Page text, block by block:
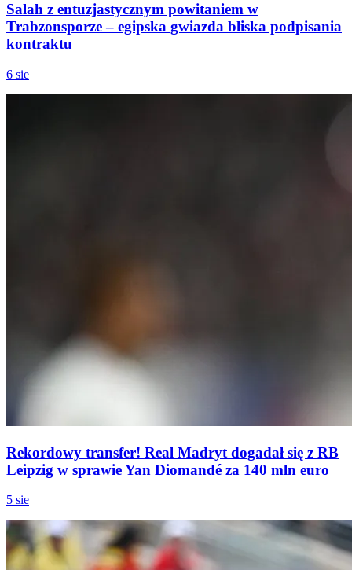
Salah z entuzjastycznym powitaniem w
Trabzonsporze – egipska gwiazda bliska podpisania
kontraktu
6 sie
Rekordowy transfer! Real Madryt dogadał się z RB
Leipzig w sprawie Yan Diomandé za 140 mln euro
5 sie